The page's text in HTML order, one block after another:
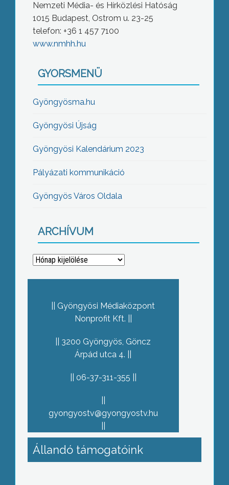
Nemzeti Média- és Hírközlési Hatóság
1015 Budapest, Ostrom u. 23-25
telefon: +36 1 457 7100
www.nmhh.hu
GYORSMENÜ
Gyöngyösma.hu
Gyöngyösi Újság
Gyöngyösi Kalendárium 2023
Pályázati kommunikáció
Gyöngyös Város Oldala
ARCHÍVUM
Archívum
Gyöngyösi Médiaközpont
Nonprofit Kft.
3200 Gyöngyös, Göncz
Árpád utca 4.
06-37-311-355
gyongyostv@gyongyostv.hu
Állandó támogatóink